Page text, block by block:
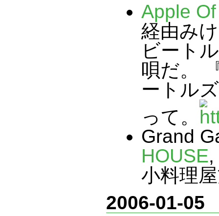
Apple
経由み
ビート
唄だ。
ートル
って。
Grand
HOUSE,
小料理
2006-01-05